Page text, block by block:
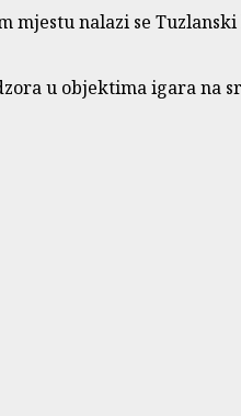
nalazi se
u objektima igara na